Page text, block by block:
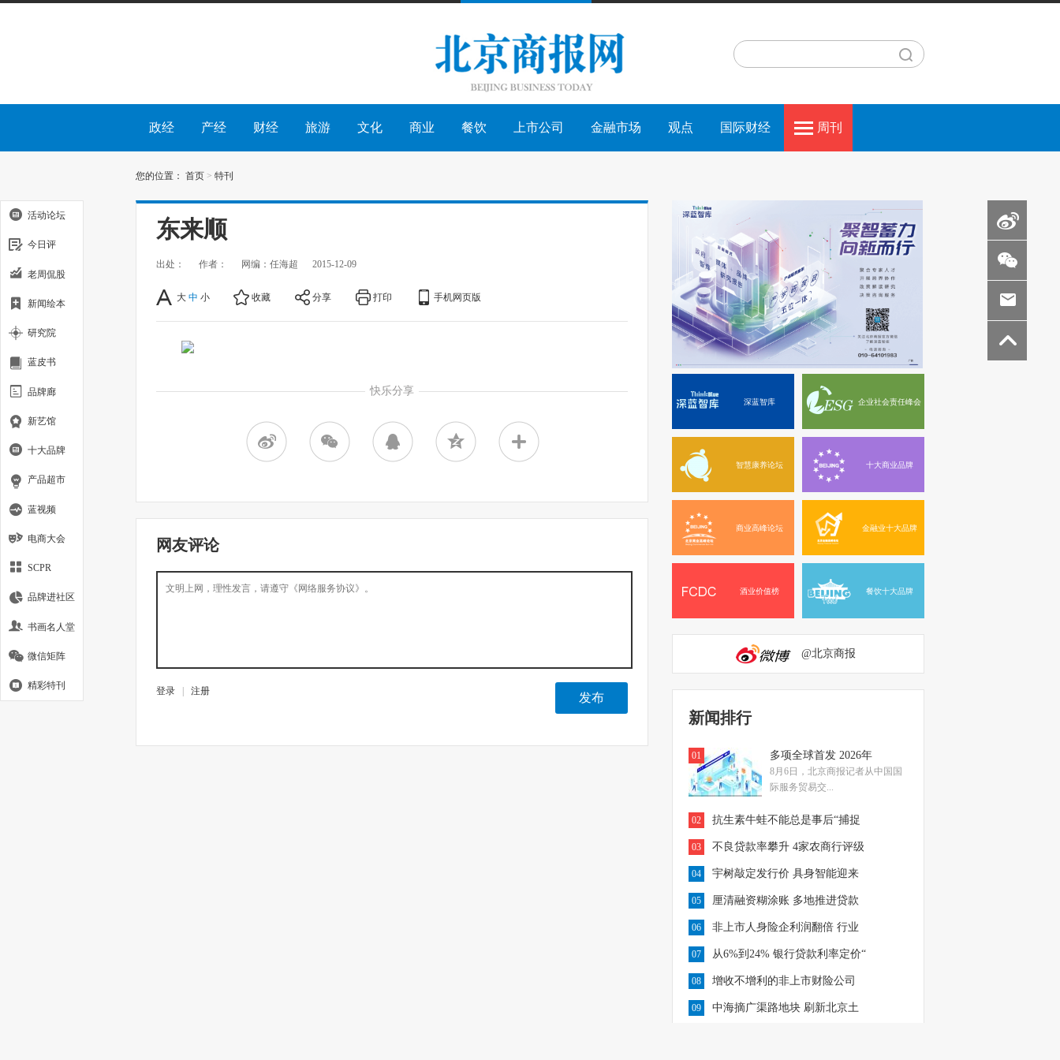
政经 产经 财经 旅游 文化 商业 餐饮 上市公司 金融市场 观点 国际财经 周刊
您的位置： 首页 > 特刊
东来顺
出处： 作者： 网编：任海超 2015-12-09
大 中 小 收藏 分享 打印 手机网页版
快乐分享
网友评论
发布
登录 注册
深蓝智库 企业社会责任峰会
智慧康养论坛 十大商业品牌
商业高峰论坛 金融业十大品牌
酒业价值榜 餐饮十大品牌
@北京商报
新闻排行
01 多项全球首发 2026年
8月6日，北京商报记者从中国国
际服务贸易交...
02 抗生素牛蛙不能总是事后“捕捉
03 不良贷款率攀升 4家农商行评级
04 宇树敲定发行价 具身智能迎来
05 厘清融资糊涂账 多地推进贷款
06 非上市人身险企利润翻倍 行业
07 从6%到24% 银行贷款利率定价“
08 增收不增利的非上市财险公司
09 中海摘广渠路地块 刷新北京土
活动论坛
今日评
老周侃股
新闻绘本
研究院
蓝皮书
品牌廊
新艺馆
十大品牌
产品超市
蓝视频
电商大会
SCPR
品牌进社区
书画名人堂
微信矩阵
精彩特刊